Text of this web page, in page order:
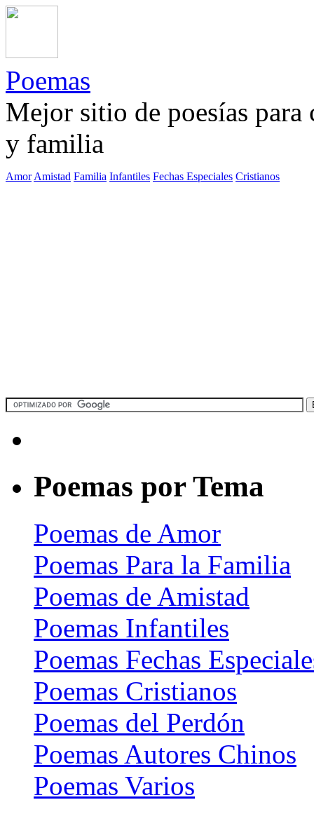
Poemas
Mejor sitio de poesías
y familia
Amor Amistad Familia Infantiles Fechas Especiales Cristianos
Poemas por Tema
Poemas de Amor
Poemas Para la Familia
Poemas de Amistad
Poemas Infantiles
Poemas Fechas
Poemas Cristianos
Poemas del Perdón
Poemas Autores Chinos
Poemas Varios